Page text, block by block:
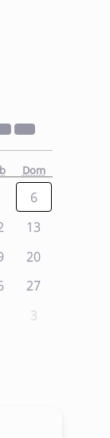
Dom
6
13
20
27
3